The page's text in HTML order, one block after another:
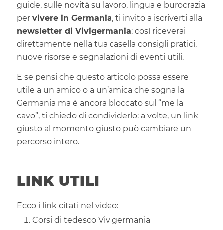
guide, sulle novità su lavoro, lingua e burocrazia
per vivere in Germania, ti invito a iscriverti alla
newsletter di Vivigermania: così riceverai
direttamente nella tua casella consigli pratici,
nuove risorse e segnalazioni di eventi utili.
E se pensi che questo articolo possa essere
utile a un amico o a un’amica che sogna la
Germania ma è ancora bloccato sul “me la
cavo”, ti chiedo di condividerlo: a volte, un link
giusto al momento giusto può cambiare un
percorso intero.
LINK UTILI
Ecco i link citati nel video:
Corsi di tedesco Vivigermania